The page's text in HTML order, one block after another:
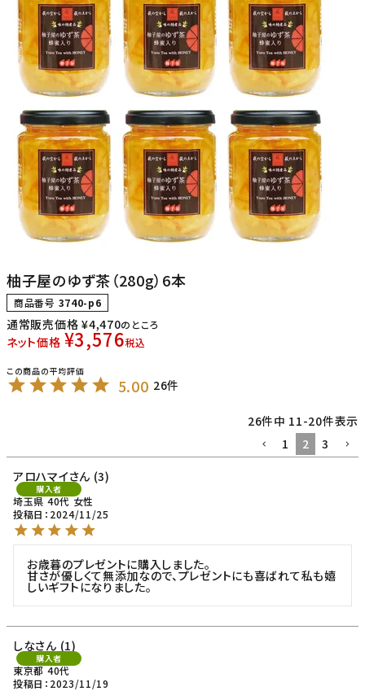
柚子屋のゆず茶（280g）6本
商品番号 3740-p6
通常販売価格 ¥4,470のところ
ネット価格 ¥3,576税込
5.00 26
26件中 11-20件表示
1
2
3
アロハマイ
3
購入者
埼玉県 40代 女性
投稿日
2024/11/25
お歳暮のプレゼントに購入しました。
甘さが優しくて無添加なので、プレゼントにも喜ばれて私も嬉
しいギフトになりました。
しな 1
購入者
東京都 40代
投稿日
2023/11/19